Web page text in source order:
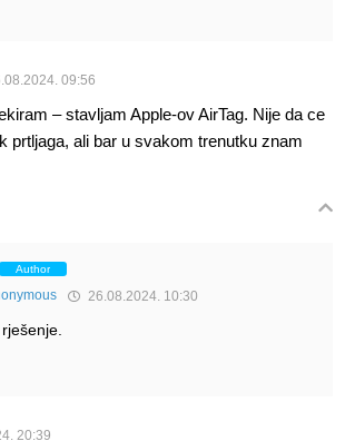
09:56
– stavljam Apple-ov AirTag. Nije da ce
prtljaga, ali bar u svakom trenutku znam
Author
26.08.2024. 10:30
20:39